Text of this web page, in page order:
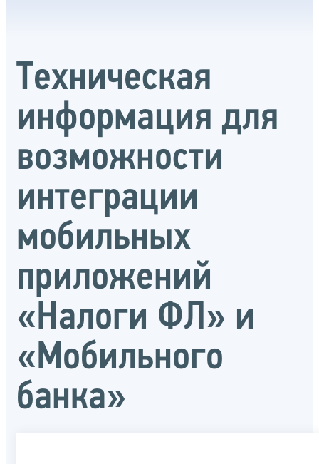
Техническая
информация для
возможности
интеграции
мобильных
приложений
«Налоги ФЛ» и
«Мобильного
банка»